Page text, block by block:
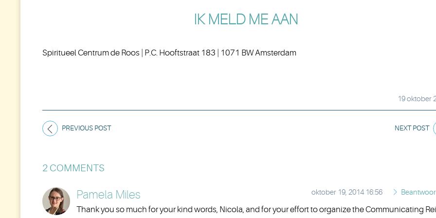
IK MELD ME AAN
Spiritueel Centrum de Roos | P.C. Hooftstraat 183 1071 BW Amsterdam
19 oktober
PREVIOUS POST NEXT POST
2 COMMENTS
Pamela Miles oktober 19, 2014 16:56
Thank you so much for your kind words, Nicola, and for your effort to organize the Communicating